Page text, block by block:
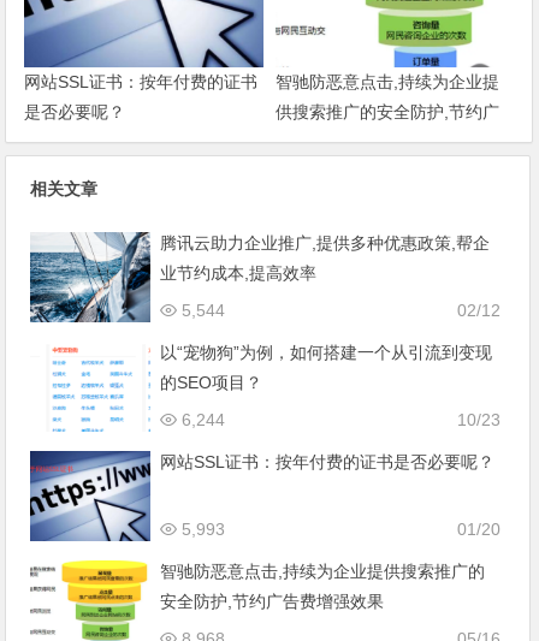
网站SSL证书：按年付费的证书
是否必要呢？
智驰防恶意点击,持续为企业提
供搜索推广的安全防护,节约广
告费增强效果
相关文章
腾讯云助力企业推广,提供多种优惠政策,帮企
业节约成本,提高效率
02/12
5,544
以“宠物狗”为例，如何搭建一个从引流到变现
的SEO项目？
10/23
6,244
网站SSL证书：按年付费的证书是否必要呢？
01/20
5,993
智驰防恶意点击,持续为企业提供搜索推广的
安全防护,节约广告费增强效果